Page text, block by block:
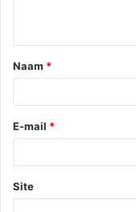
Naam *
E-mail *
Site